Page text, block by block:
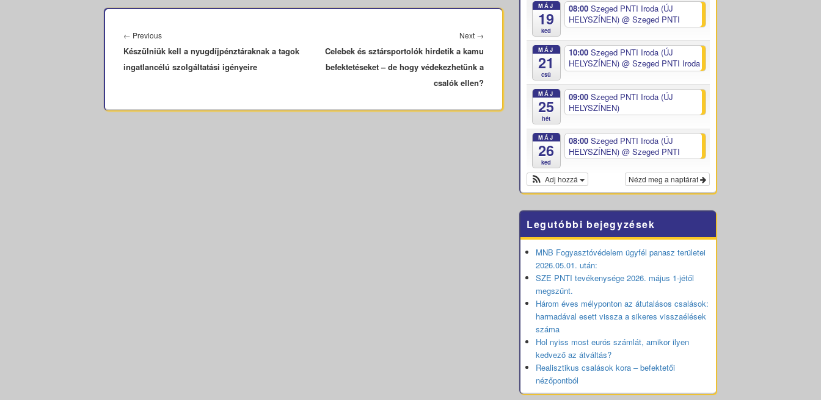
navigáció
← PreviousPrevious
post:
Készülniük kell a nyugdíjpénztáraknak a tagok
ingatlancélú szolgáltatási igényeire
Next →
Celebek és sztársportolók hirdetik a kamu
befektetéseket – de hogy védekezhetünk a
csalók ellen?
MÁJ
19
ked
08:00 Szeged PNTI Iroda (ÚJ
HELYSZÍNEN) @ Szeged PNTI
MÁJ
21
csü
10:00 Szeged PNTI Iroda (ÚJ
HELYSZÍNEN) @ Szeged PNTI Iroda
MÁJ
25
hét
09:00 Szeged PNTI Iroda (ÚJ
HELYSZÍNEN)
MÁJ
26
ked
08:00 Szeged PNTI Iroda (ÚJ
HELYSZÍNEN) @ Szeged PNTI
Nézd meg a naptárat
Adj hozzá
Legutóbbi bejegyzések
MNB Fogyasztóvédelem ügyfél panasz területei
2026.05.01. után:
SZE PNTI tevékenysége 2026. május 1-jétől
megszűnt.
Három éves mélyponton az átutalásos csalások:
harmadával esett vissza a sikeres visszaélések
száma
Hol nyiss most eurós számlát, amikor ilyen
kedvező az átváltás?
Realisztikus csalások kora – befektetői
nézőpontból